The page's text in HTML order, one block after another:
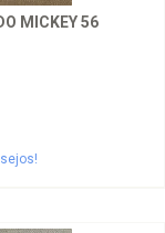
MICKEY 56